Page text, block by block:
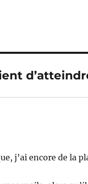
j’ai encore de la